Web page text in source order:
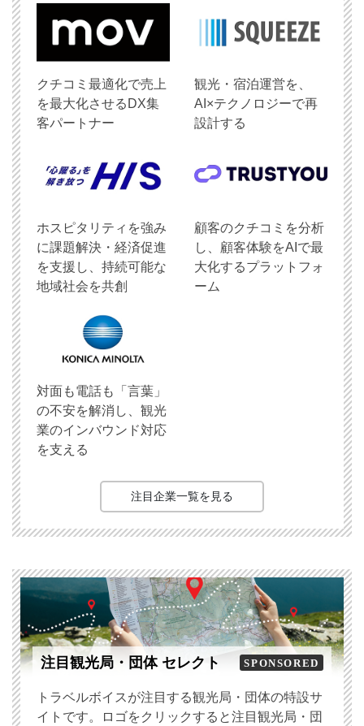
クチコミ最適化で売上
を最大化させるDX集
客パートナー
観光・宿泊運営を、
AI×テクノロジーで再
設計する
ホスピタリティを強み
に課題解決・経済促進
を支援し、持続可能な
地域社会を共創
顧客のクチコミを分析
し、顧客体験をAIで最
大化するプラットフォ
ーム
対面も電話も「言葉」
の不安を解消し、観光
業のインバウンド対応
を支える
注目企業一覧を見る
注目観光局・団体 セレクト SPONSORED
トラベルボイスが注目する観光局・団体の特設サ
イトです。ロゴをクリックすると注目観光局・団